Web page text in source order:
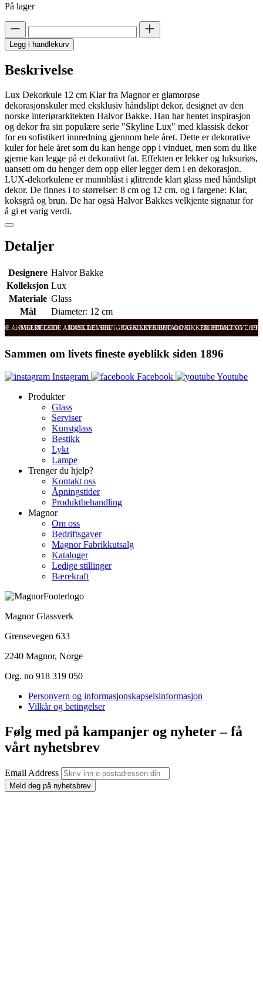
På lager
Legg i handlekurv
Beskrivelse
Lux Dekorkule 12 cm Klar fra Magnor er glamorøse
dekorasjonskuler med eksklusiv håndslipt dekor, designet av den
norske interiørarkitekten Halvor Bakke. Han har hentet inspirasjon
og dekor fra sin populære serie "Skyline Lux" med klassisk dekor
for en sofistikert innredning gjennom hele året. Dette er dekorative
kuler for hele året som du kan henge opp i vinduet, men som du like
gjerne kan legge på et dekorativt fat. Effekten er lekker og luksuriøs,
uansett om du henger dem opp eller legger dem i en dekorasjon.
LUX-dekorkulene er munnblåst i glitrende klart glass med håndslipt
dekor. De finnes i to størrelser: 8 cm og 12 cm, og i fargene: Klar,
koksgrå og brun. De har også Halvor Bakkes velkjente signatur for
å gi et varig verdi.
Detaljer
Designere Halvor Bakke
Kolleksjon Lux
Materiale Glass
Mål
Diameter: 12 cm
ANMELDELSER RASK LEVERING OG SIKKER BETALING FRI FRAKT OVER
SVÆRT GODE ANMELDELSER RASK LEVERING OG SIKKER BETALING
Sammen om livets fineste øyeblikk siden 1896
Instagram Facebook
Youtube
Produkter
Glass
Serviser
Kunstglass
Bestikk
Lykt
Lampe
Trenger du hjelp?
Kontakt oss
Åpningstider
Produktbehandling
Magnor
Om oss
Bedriftsgaver
Magnor Fabrikkutsalg
Kataloger
Ledige stillinger
Bærekraft
Magnor Glassverk
Grensevegen 633
2240 Magnor, Norge
Org. no 918 319 050
Personvern og informasjonskapselsinformasjon
Vilkår og betingelser
Følg med på kampanjer og nyheter – få
vårt nyhetsbrev
Email Address
Meld deg på nyhetsbrev